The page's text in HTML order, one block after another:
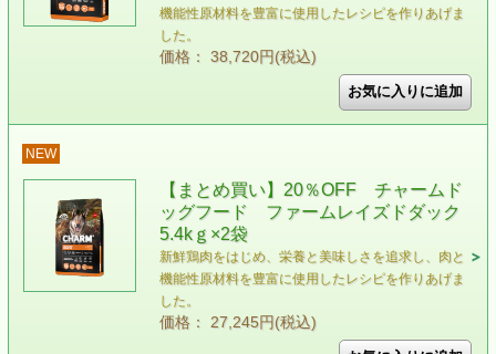
機能性原材料を豊富に使用したレシピを作りあげま
した。
価格： 38,720円(税込)
NEW
【まとめ買い】20％OFF チャームド
ッグフード ファームレイズドダック
5.4kｇ×2袋
新鮮鶏肉をはじめ、栄養と美味しさを追求し、肉と
機能性原材料を豊富に使用したレシピを作りあげま
した。
価格： 27,245円(税込)